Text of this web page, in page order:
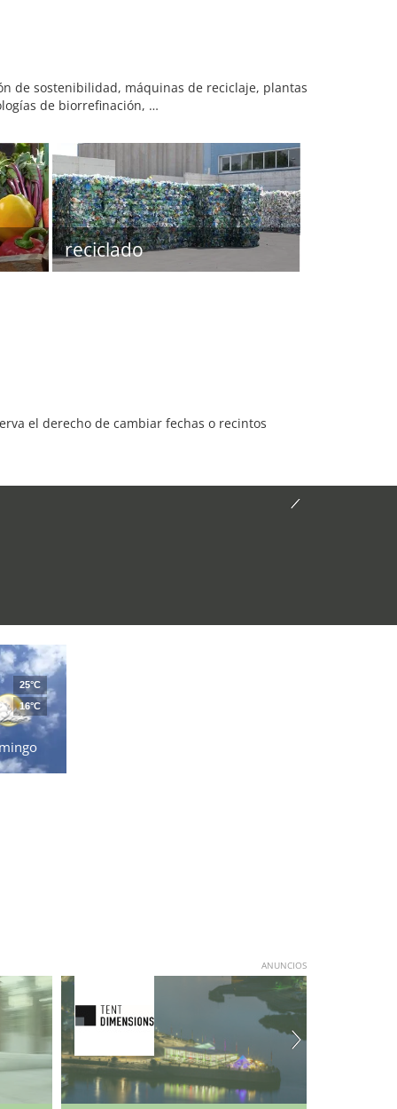
de sostenibilidad, máquinas de reciclaje, plantas
de biorrefinación, …
reciclado
el derecho de cambiar fechas o recintos
25°C
16°C
ANUNCIOS